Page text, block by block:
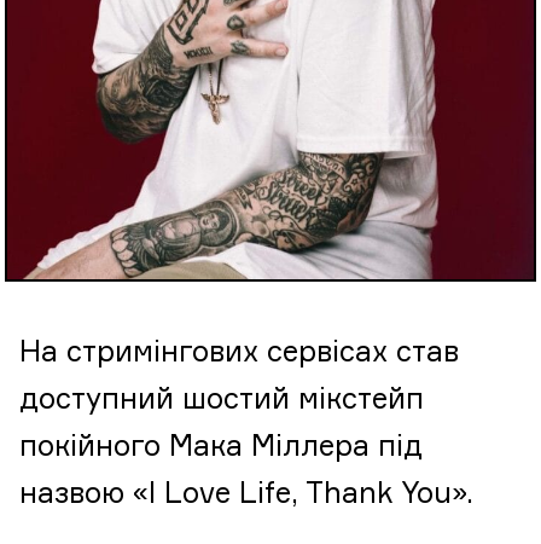
На стримінгових сервісах став
доступний шостий мікстейп
покійного Мака Міллера під
назвою «I Love Life, Thank You».